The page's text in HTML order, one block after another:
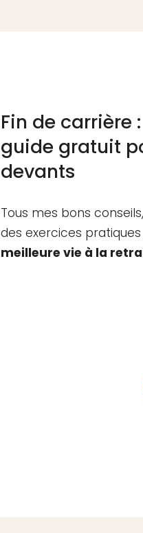
Fin de carrière
guide gratuit
devants
Tous mes bons
des exercices pratiques
meilleure vie à la